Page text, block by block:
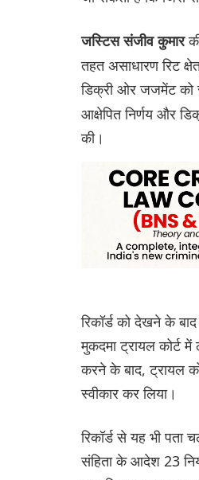
जस्टिस संजीव कुमार
तहत असाधारण रिट
ड‌िक्री ओर जजमेंट को
आक्षेपित निर्णय और
की।
रिकॉर्ड को देखने के बाद
मुकदमा ट्रायल कोर्ट
करने के बाद, ट्रायल
स्वीकार कर लिया।
रिकॉर्ड से यह भी पता
संहिता के आदेश 23